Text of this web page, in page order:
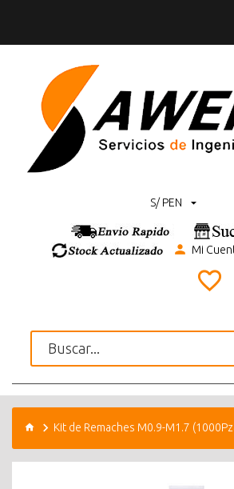
S/ PEN
Mi
Kit de Remaches M0.9-M1.7